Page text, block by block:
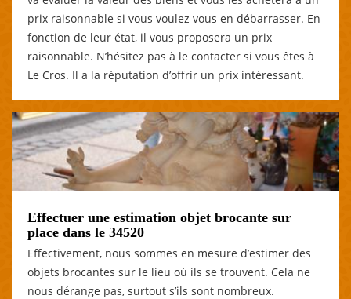
prix raisonnable si vous voulez vous en débarrasser. En
fonction de leur état, il vous proposera un prix
raisonnable. N’hésitez pas à le contacter si vous êtes à
Le Cros. Il a la réputation d’offrir un prix intéressant.
Effectuer une estimation objet brocante sur
place dans le 34520
Effectivement, nous sommes en mesure d’estimer des
objets brocantes sur le lieu où ils se trouvent. Cela ne
nous dérange pas, surtout s’ils sont nombreux.